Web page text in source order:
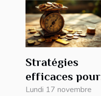
Stratégies
efficaces pour
diversifier vos
Lundi 17 novembre